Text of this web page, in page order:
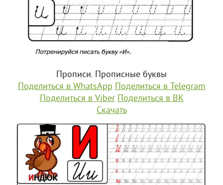
Прописи. Прописные буквы
Поделиться в WhatsApp Поделиться в Telegram
Поделиться в Viber Поделиться в ВК
Скачать